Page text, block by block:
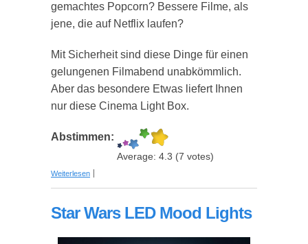
gemachtes Popcorn? Bessere Filme, als
jene, die auf Netflix laufen?
Mit Sicherheit sind diese Dinge für einen
gelungenen Filmabend unabkömmlich.
Aber das besondere Etwas liefert Ihnen
nur diese Cinema Light Box.
Abstimmen:
Average: 4.3 (7 votes)
Weiterlesen über Cinema Light Box - Die persönliche Kinotafel
Star Wars LED Mood Lights